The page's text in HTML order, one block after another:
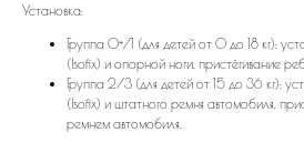
Установка:
Группа 0+/1 (для детей от 0 до 18 кг):
(Isofix) и опорной ноги, пристёгивание
Группа 2/3 (для детей от 15 до 36 кг):
(Isofix) и штатного ремня автомобиля,
ремнем автомобиля.